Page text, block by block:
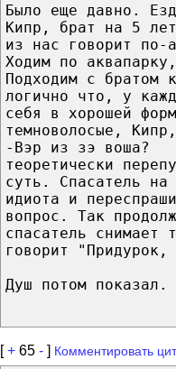
Было еще давно.
Кипр, брат на 5
из нас говорит по-
Ходим по
Подходим с братом
логично что, у
себя в хорошей
темноволосые,
-Вэр из зэ воша?
теоретически
суть. Спасатель
идиота и
вопрос. Так
спасатель снимает
говорит
Душ потом показал.
[+ 65 - ] Комментировать